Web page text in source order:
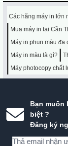
Các hãng máy in lớn
Mua máy in tại Cần
Máy in phun màu đa
Máy in màu là gì?
Máy photocopy chất
Bạn muốn
biệt ?
Đăng ký